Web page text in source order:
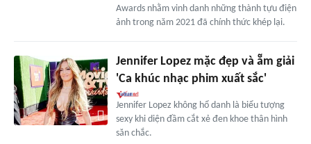
Awards nhằm vinh danh những thành tựu điện
ảnh trong năm 2021 đã chính thức khép lại.
Jennifer Lopez mặc đẹp và ẵm giải
'Ca khúc nhạc phim xuất sắc'
Jennifer Lopez không hổ danh là biểu tượng
sexy khi diện đầm cắt xẻ đen khoe thân hình
săn chắc.